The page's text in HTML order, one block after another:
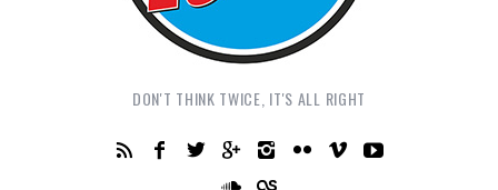
DON'T THINK TWICE, IT'S ALL RIGHT